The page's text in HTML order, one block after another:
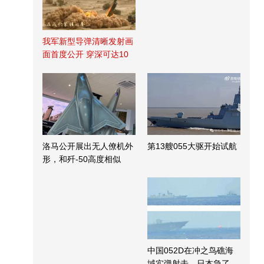
我军新型导弹清晰发射画
面首度公开 穿深可达10
洛马公开展出无人僚机外
形，和歼-50高度相似
第13艘055大驱开始试航
中国052D在冲之鸟礁海